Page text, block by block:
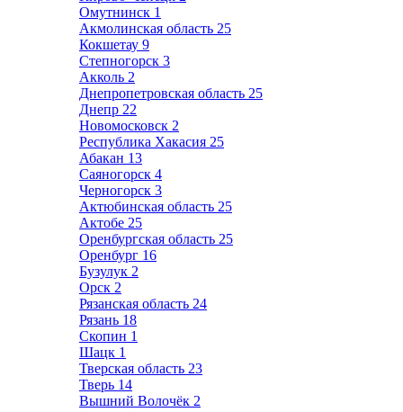
Омутнинск 1
Акмолинская область 25
Кокшетау 9
Степногорск 3
Акколь 2
Днепропетровская область 25
Днепр 22
Новомосковск 2
Республика Хакасия 25
Абакан 13
Саяногорск 4
Черногорск 3
Актюбинская область 25
Актобе 25
Оренбургская область 25
Оренбург 16
Бузулук 2
Орск 2
Рязанская область 24
Рязань 18
Скопин 1
Шацк 1
Тверская область 23
Тверь 14
Вышний Волочёк 2